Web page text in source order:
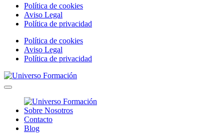
Política de cookies
Aviso Legal
Política de privacidad
Política de cookies
Aviso Legal
Política de privacidad
Sobre Nosotros
Contacto
Blog